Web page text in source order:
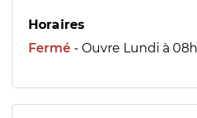
Horaires
Fermé - Ouvre Lundi à